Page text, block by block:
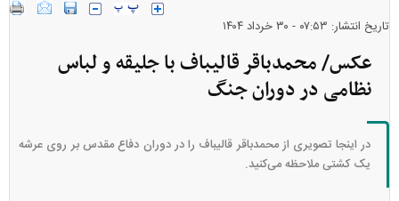
تاریخ انتشار: ۰۷:۵۳ - ۳۰ خرداد ۱۴۰۴
عکس/ محمدباقر قالیباف با جلیقه و لباس
نظامی در دوران جنگ
در اینجا تصویری از محمدباقر قالیباف را در دوران دفاع مقدس بر روی عرشه
یک کشتی ملاحظه می‌کنید.